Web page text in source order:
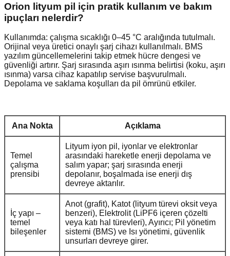
Orion lityum pil için pratik kullanım ve bakım
ipuçları nelerdir?
Kullanımda: çalışma sıcaklığı 0–45 °C aralığında tutulmalı.
Orijinal veya üretici onaylı şarj cihazı kullanılmalı. BMS
yazılım güncellemelerini takip etmek hücre dengesi ve
güvenliği artırır. Şarj sırasında aşırı ısınma belirtisi (koku, aşırı
ısınma) varsa cihaz kapatılıp servise başvurulmalı.
Depolama ve saklama koşulları da pil ömrünü etkiler.
Ana Nokta Açıklama
Temel
çalışma
prensibi
Lityum iyon pil, iyonlar ve elektronlar
arasındaki hareketle enerji depolama ve
salım yapar; şarj sırasında enerji
depolanır, boşalmada ise enerji dış
devreye aktarılır.
İç yapı –
temel
bileşenler
Anot (grafit), Katot (lityum türevi oksit veya
benzeri), Elektrolit (LiPF6 içeren çözelti
veya katı hal türevleri), Ayırıcı; Pil yönetim
sistemi (BMS) ve Isı yönetimi, güvenlik
unsurları devreye girer.